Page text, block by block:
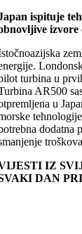
ispituje
izvore
turbina u
AR500
u
dodatna
IZ
DAN